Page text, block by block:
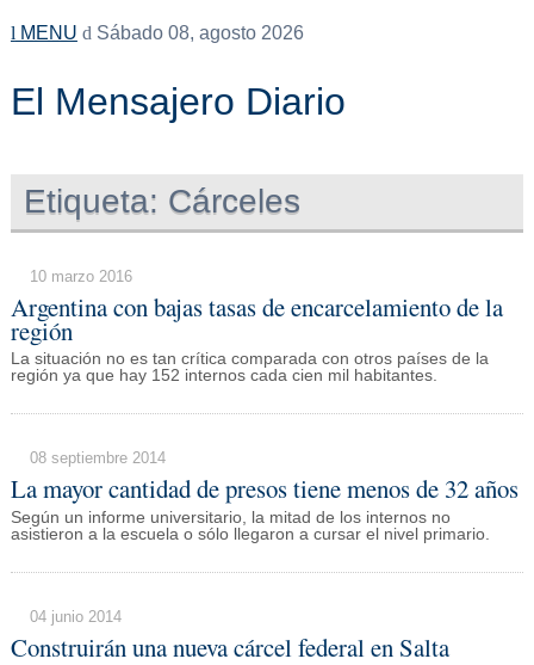
MENU Sábado 08, agosto 2026
El Mensajero Diario
Etiqueta: Cárceles
10 marzo 2016
Argentina con bajas tasas de encarcelamiento de la
región
La situación no es tan crítica comparada con otros países de la
región ya que hay 152 internos cada cien mil habitantes.
08 septiembre 2014
La mayor cantidad de presos tiene menos de 32 años
Según un informe universitario, la mitad de los internos no
asistieron a la escuela o sólo llegaron a cursar el nivel primario.
04 junio 2014
Construirán una nueva cárcel federal en Salta